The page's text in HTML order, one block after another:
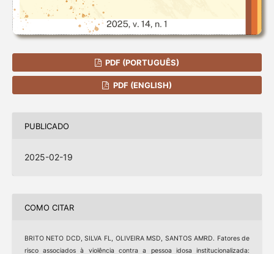
PDF (PORTUGUÊS)
PDF (ENGLISH)
PUBLICADO
2025-02-19
COMO CITAR
BRITO NETO DCD, SILVA FL, OLIVEIRA MSD, SANTOS AMRD. Fatores de
risco associados à violência contra a pessoa idosa institucionalizada: